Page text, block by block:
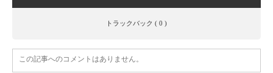
トラックバック ( 0 )
この記事へのコメントはありません。